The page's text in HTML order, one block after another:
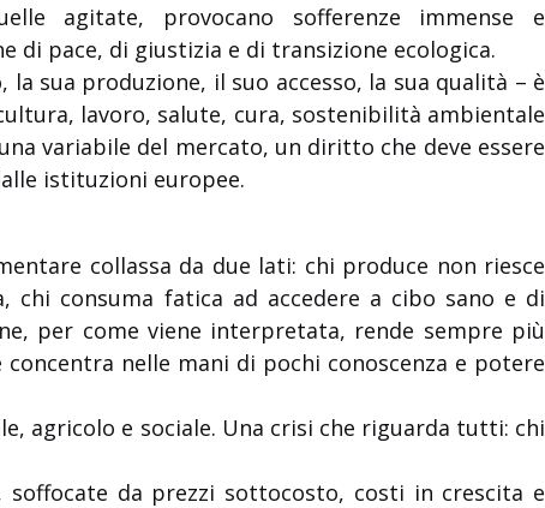
agitate, provocano sofferenze immense e
di pace, di giustizia e di transizione ecologica.
sua produzione, il suo accesso, la sua qualità – è
lavoro, salute, cura, sostenibilità ambientale
variabile del mercato, un diritto che deve essere
istituzioni europee.
collassa da due lati: chi produce non riesce
chi consuma fatica ad accedere a cibo sano e di
per come viene interpretata, rende sempre più
nelle mani di pochi conoscenza e potere
agricolo e sociale. Una crisi che riguarda tutti: chi
soffocate da prezzi sottocosto, costi in crescita e